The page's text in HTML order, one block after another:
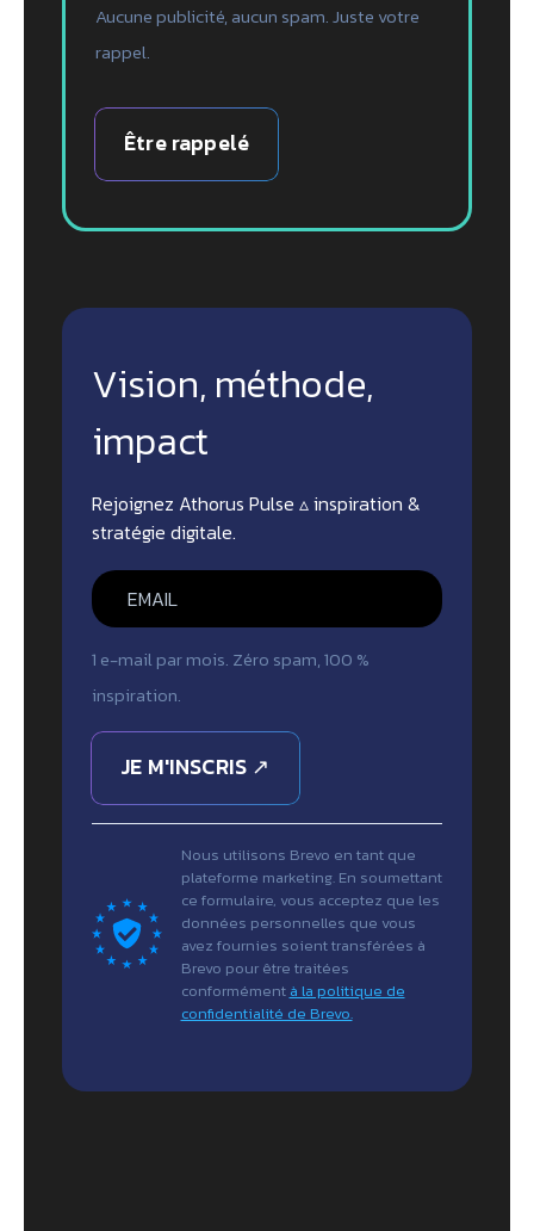
Aucune publicité, aucun spam. Juste votre
rappel.
Être rappelé
Vision, méthode,
impact
Rejoignez Athorus Pulse ▵ inspiration &
stratégie digitale.
1 e-mail par mois. Zéro spam, 100 %
inspiration.
JE M'INSCRIS ↗
Nous utilisons Brevo en tant que
plateforme marketing. En soumettant
ce formulaire, vous acceptez que les
données personnelles que vous
avez fournies soient transférées à
Brevo pour être traitées
conformément à la politique de
confidentialité de Brevo.